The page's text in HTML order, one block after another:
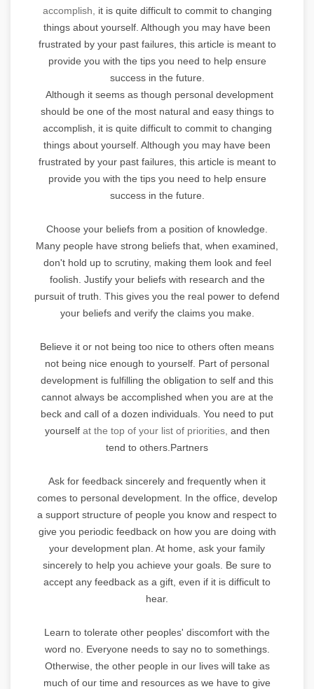
accomplish,
it is quite difficult to commit to changing
things about yourself. Although you may have been
frustrated by your past failures, this article is meant to
provide you with the tips you need to help ensure
success in the future.
Although it seems as though personal development
should be one of the most natural and easy things to
accomplish, it is quite difficult to commit to changing
things about yourself. Although you may have been
frustrated by your past failures, this article is meant to
provide you with the tips you need to help ensure
success in the future.
Choose your beliefs from a position of knowledge.
Many people have strong beliefs that, when examined,
don't hold up to scrutiny, making them look and feel
foolish. Justify your beliefs with research and the
pursuit of truth. This gives you the real power to defend
your beliefs and verify the claims you make.
Believe it or not being too nice to others often means
not being nice enough to yourself. Part of personal
development is fulfilling the obligation to self and this
cannot always be accomplished when you are at the
beck and call of a dozen individuals. You need to put
yourself at the top of your list of priorities, and then
tend to others.Partners
Ask for feedback sincerely and frequently when it
comes to personal development. In the office, develop
a support structure of people you know and respect to
give you periodic feedback on how you are doing with
your development plan. At home, ask your family
sincerely to help you achieve your goals. Be sure to
accept any feedback as a gift, even if it is difficult to
hear.
Learn to tolerate other peoples' discomfort with the
word no. Everyone needs to say no to somethings.
Otherwise, the other people in our lives will take as
much of our time and resources as we have to give